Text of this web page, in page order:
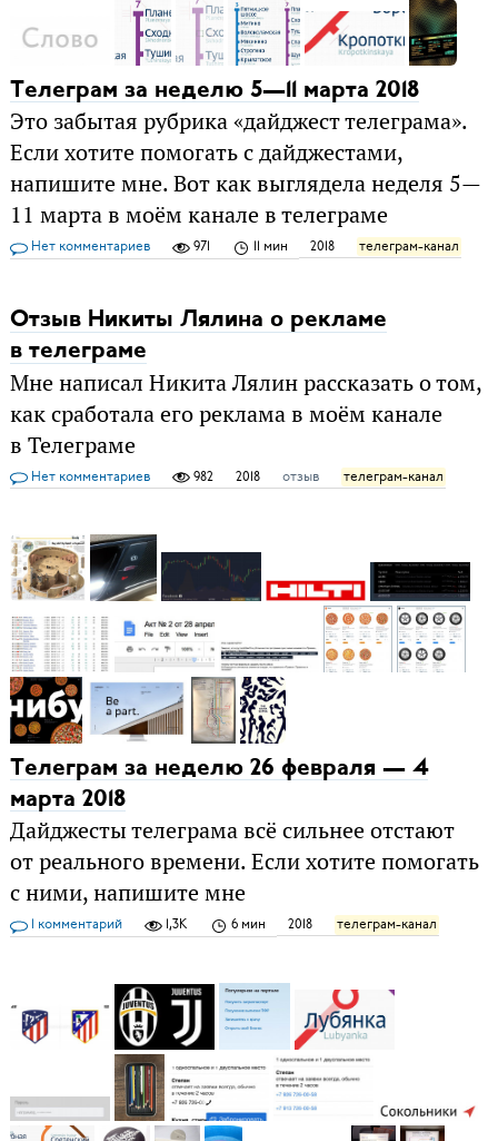
Телеграм за неделю 5—11 марта 2018
Это забытая рубрика «дайджест телеграма».
Если хотите помогать с дайджестами,
напишите мне. Вот как выглядела неделя 5—
11 марта в моём канале в телеграме
Нет комментариев 971 11 мин 2018 телеграм-канал
Отзыв Никиты Лялина о рекламе
в телеграме
Мне написал Никита Лялин рассказать о том,
как сработала его реклама в моём канале
в Телеграме
Нет комментариев 982 2018 отзыв телеграм-канал
Телеграм за неделю 26 февраля — 4
марта 2018
Дайджесты телеграма всё сильнее отстают
от реального времени. Если хотите помогать
с ними, напишите мне
1 комментарий 1,3K 6 мин 2018 телеграм-канал